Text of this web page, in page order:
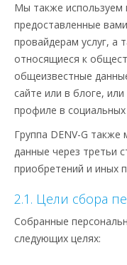
Мы также используем
предоставленные
провайдерам услуг, а
относящиеся к
общеизвестные
сайте или в блоге,
профиле в социальных
Группа DENV-G
данные через третьи
приобретений и иных
2.1. Цели сбора
Собранные
следующих целях: